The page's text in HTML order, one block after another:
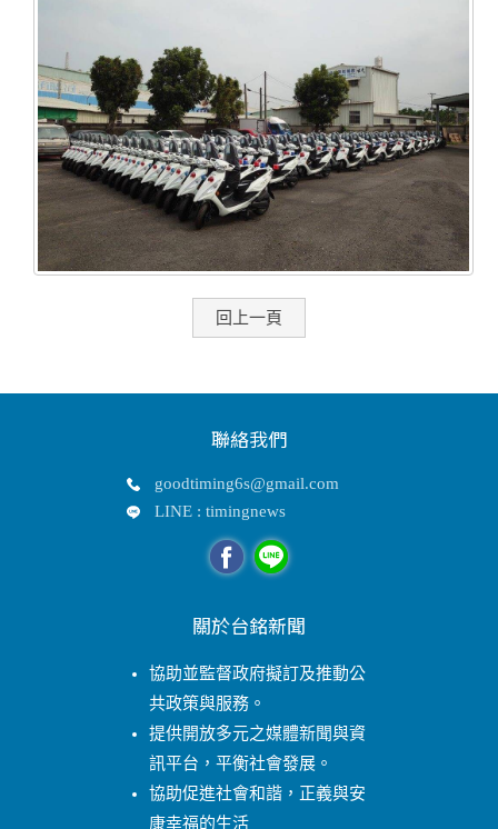
回上一頁
聯絡我們
goodtiming6s@gmail.com
LINE : timingnews
關於台銘新聞
協助並監督政府擬訂及推動公
共政策與服務。
提供開放多元之媒體新聞與資
訊平台，平衡社會發展。
協助促進社會和諧，正義與安
康幸福的生活